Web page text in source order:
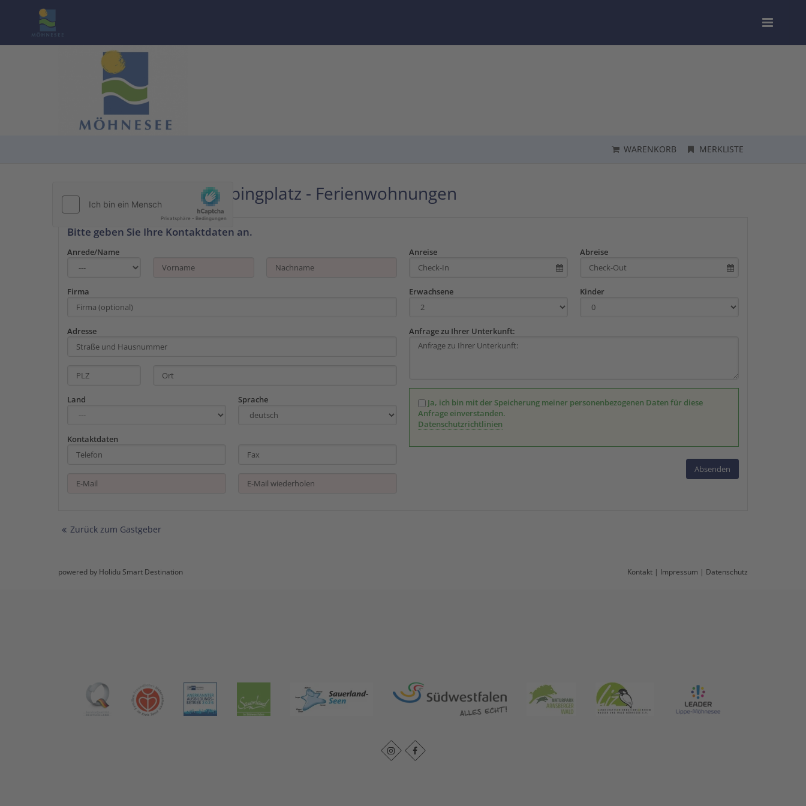
WARENKORB MERKLISTE
Kontakt zu ADAC Campingplatz - Ferienwohnungen
Bitte geben Sie Ihre Kontaktdaten an.
Anrede/Name
Firma
Adresse
Land Sprache
Kontaktdaten
Anreise Abreise
Erwachsene Kinder
Anfrage zu Ihrer Unterkunft:
Ja, ich bin mit der Speicherung meiner personenbezogenen Daten für diese
Anfrage einverstanden.
Datenschutzrichtlinien
Zurück zum Gastgeber
Kontakt | Impressum | Datenschutz
powered by Holidu Smart Destination